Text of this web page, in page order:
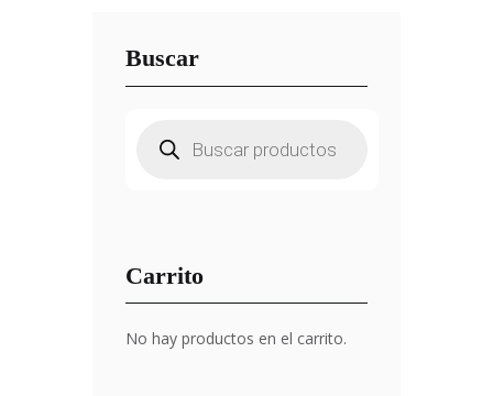
Buscar
productos
Carrito
No hay productos en el carrito.